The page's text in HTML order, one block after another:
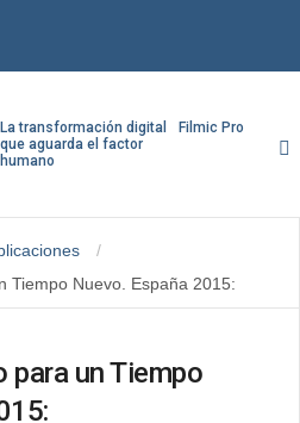
La transformación digital
que aguarda el factor
humano
Filmic Pro paso a
Tiempo Nuevo. España 2015:
para un Tiempo